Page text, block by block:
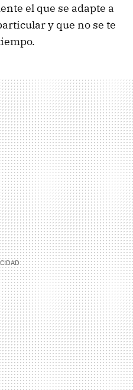
el que se adapte a
y que no se te